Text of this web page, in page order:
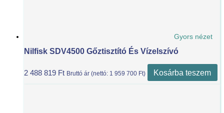
Gyors nézet
Nilfisk SDV4500 Gőztisztító És Vízelszívó
2 488 819 Ft Bruttó ár (nettó: 1 959 700 Ft) Kosárba teszem